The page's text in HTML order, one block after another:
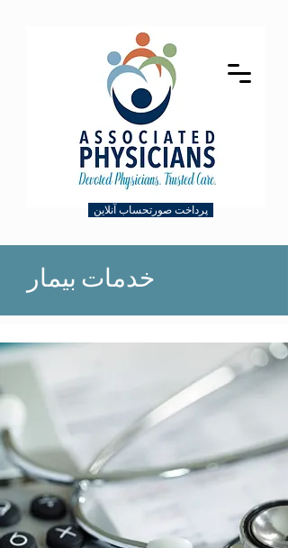
پرداخت صورتحساب آنلاین
خدمات بیمار